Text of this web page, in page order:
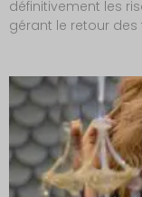
définitivement les
gérant le retour des